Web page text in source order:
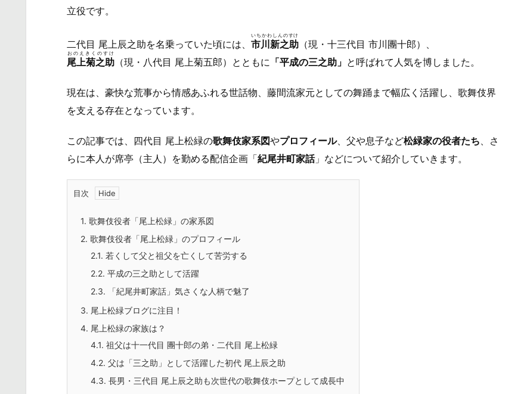
立役です。
二代目 尾上辰之助を名乗っていた頃には、 市川新之助
いちかわしんのすけ
（現・十三代目 市川團十郎）、
尾上菊之助
おのえきくのすけ
（現・八代目 尾上菊五郎）とともに 「平成の三之助」 と呼ばれて人気を博しました。
現在は、豪快な荒事から情感あふれる世話物、藤間流家元としての舞踊まで幅広く活躍し、歌舞伎界
を支える存在となっています。
この記事では、四代目 尾上松緑の歌舞伎家系図やプロフィール、父や息子など松緑家の役者たち 、さ
らに本人が席亭（主人）を勤める配信企画「紀尾井町家話」などについて紹介していきます。
目次
1. 歌舞伎役者「尾上松緑」の家系図
2. 歌舞伎役者「尾上松緑」のプロフィール
2.1. 若くして父と祖父を亡くして苦労する
2.2. 平成の三之助として活躍
2.3. 「紀尾井町家話」気さくな人柄で魅了
3. 尾上松緑ブログに注目！
4. 尾上松緑の家族は？
4.1. 祖父は十一代目 團十郎の弟・二代目 尾上松緑
4.2. 父は「三之助」として活躍した初代 尾上辰之助
4.3. 長男・三代目 尾上辰之助も次世代の歌舞伎ホープとして成長中